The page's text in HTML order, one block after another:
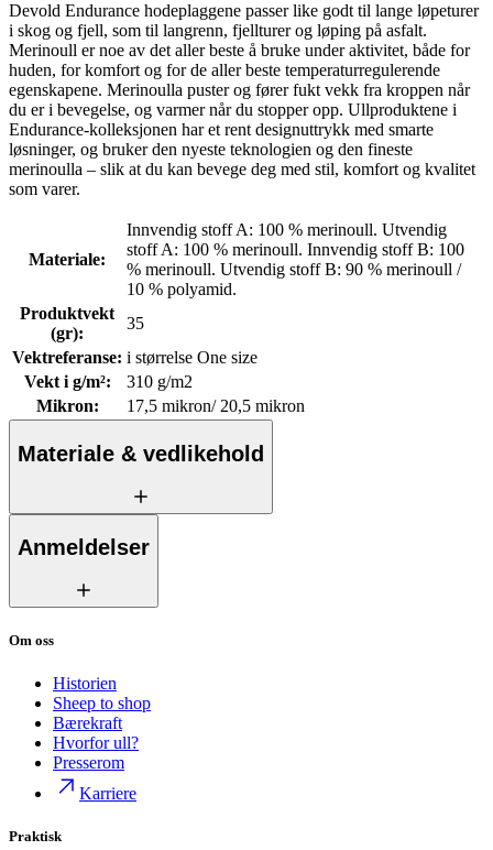
Devold Endurance hodeplaggene passer like godt til lange løpeturer
i skog og fjell, som til langrenn, fjellturer og løping på asfalt.
Merinoull er noe av det aller beste å bruke under aktivitet, både for
huden, for komfort og for de aller beste temperaturregulerende
egenskapene. Merinoulla puster og fører fukt vekk fra kroppen når
du er i bevegelse, og varmer når du stopper opp. Ullproduktene i
Endurance-kolleksjonen har et rent designuttrykk med smarte
løsninger, og bruker den nyeste teknologien og den fineste
merinoulla – slik at du kan bevege deg med stil, komfort og kvalitet
som varer.
Materiale:
Innvendig stoff A: 100 % merinoull. Utvendig
stoff A: 100 % merinoull. Innvendig stoff B: 100
% merinoull. Utvendig stoff B: 90 % merinoull /
10 % polyamid.
Produktvekt
(gr):
35
Vektreferanse: i størrelse One size
Vekt i g/m²:
310 g/m2
Mikron: 17,5 mikron/ 20,5 mikron
Materiale & vedlikehold
Anmeldelser
Om oss
Historien
Sheep to shop
Bærekraft
Hvorfor ull?
Presserom
Karriere
Praktisk